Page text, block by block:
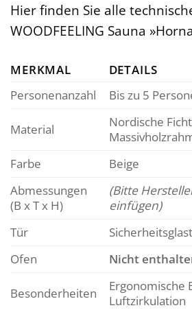
Hier finden Sie alle
WOODFEELING Sauna
MERKMAL
DETAILS
Personenanzahl
Bis zu 5
Material
Nordische
Farbe
Beige
Abmessungen
(B x T x H)
(Bitte
einfügen)
Tür
Ofen
Nicht
Besonderheiten
Ergonomische
Luftzirkulation